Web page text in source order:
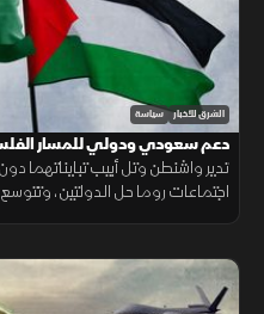
الشرق للأخبار سياسة
دعم سعودي ودولي للمسار
الإسرائيلي لا يمس جوهر التحالف
تدير واشنطن وتل أبيب تبايناتهما
اجتماعات روما حل الدولتين،